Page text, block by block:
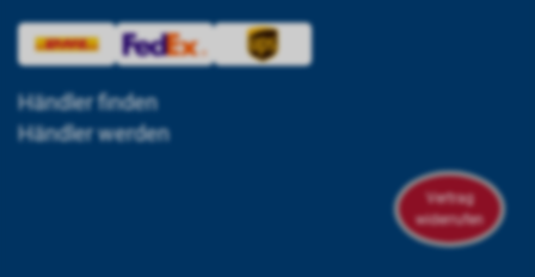
Händler finden
Händler werden
Vertrag
widerrufen